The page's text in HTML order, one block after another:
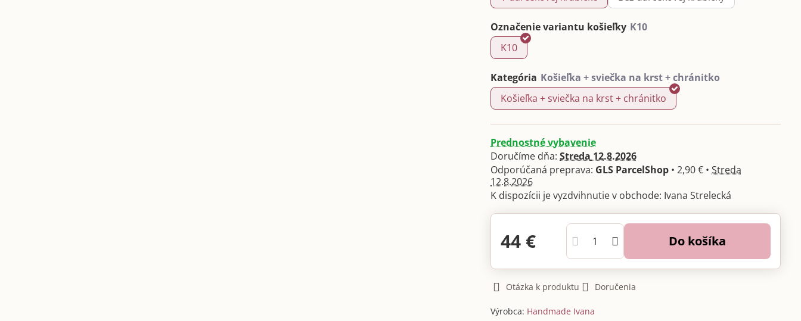
Označenie variantu košieľky
K10
Kategória
Košieľka + sviečka na krst + chránitko
Prednostné vybavenie
Doručíme dňa:Streda 12.8.2026
GLS ParcelShop •2,90 € •Streda
12.8.2026
Ivana Strelecká
44 € Do košíka
Otázka k produktu Doručenia
Výrobca: Handmade Ivana